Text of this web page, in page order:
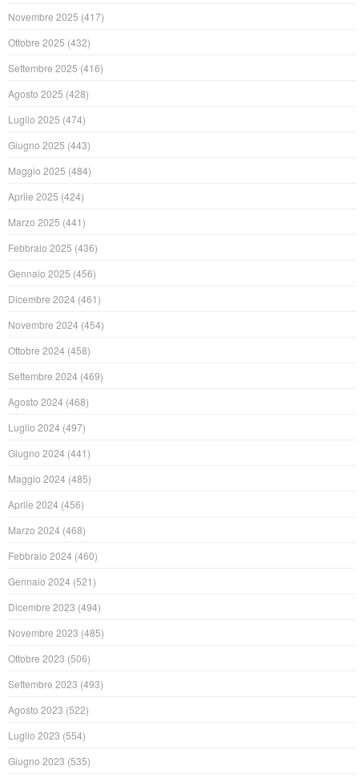
Novembre 2025 (417)
Ottobre 2025 (432)
Settembre 2025 (416)
Agosto 2025 (428)
Luglio 2025 (474)
Giugno 2025 (443)
Maggio 2025 (484)
Aprile 2025 (424)
Marzo 2025 (441)
Febbraio 2025 (436)
Gennaio 2025 (456)
Dicembre 2024 (461)
Novembre 2024 (454)
Ottobre 2024 (458)
Settembre 2024 (469)
Agosto 2024 (468)
Luglio 2024 (497)
Giugno 2024 (441)
Maggio 2024 (485)
Aprile 2024 (456)
Marzo 2024 (468)
Febbraio 2024 (460)
Gennaio 2024 (521)
Dicembre 2023 (494)
Novembre 2023 (485)
Ottobre 2023 (506)
Settembre 2023 (493)
Agosto 2023 (522)
Luglio 2023 (554)
Giugno 2023 (535)